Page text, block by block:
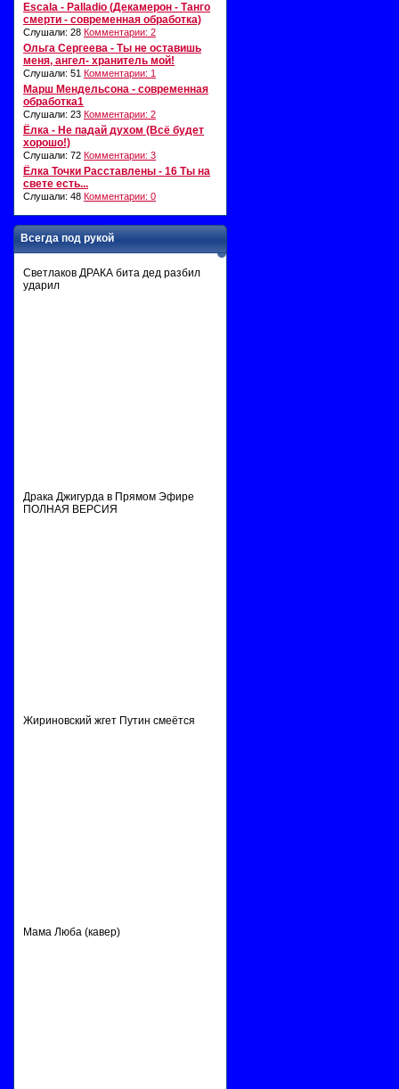
Escala - Palladio (Декамерон - Танго
смерти - современная обработка)
Слушали: 28 Комментарии: 2
Ольга Сергеева - Ты не оставишь
меня, ангел- хранитель мой!
Слушали: 51 Комментарии: 1
Марш Мендельсона - современная
обработка1
Слушали: 23 Комментарии: 2
Ёлка - Не падай духом (Всё будет
хорошо!)
Слушали: 72 Комментарии: 3
Ёлка Точки Расставлены - 16 Ты на
свете есть...
Слушали: 48 Комментарии: 0
Всегда под рукой
Светлаков ДРАКА бита дед разбил
ударил
Драка Джигурда в Прямом Эфире
ПОЛНАЯ ВЕРСИЯ
Жириновский жгет Путин смеётся
Мама Люба (кавер)